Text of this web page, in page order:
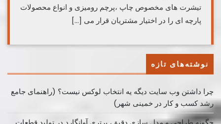
تیشرت های مخصوص چاپ ،پرچم رومیزی و انواع محصولات
پارچه ای را در اختیار مشتریان قرار می […]
نوشته‌های تازه
چرا داشتن وب سایت دیگه یه انتخاب لوکس نیست؟ (راهنمای جامع
رشد کسب ‌و کار در خمینی ‌شهر)